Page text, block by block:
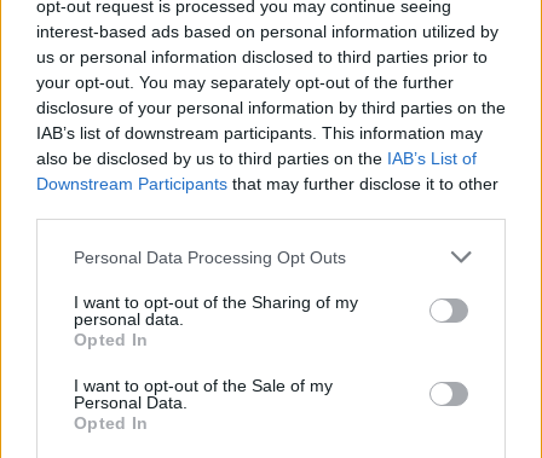
opt-out request is processed you may continue seeing
interest-based ads based on personal information utilized by
us or personal information disclosed to third parties prior to
your opt-out. You may separately opt-out of the further
disclosure of your personal information by third parties on the
IAB’s list of downstream participants. This information may
also be disclosed by us to third parties on the IAB’s List of
Downstream Participants that may further disclose it to other
Personal Data Processing Opt Outs
I want to opt-out of the Sharing of my
personal data.
Opted In
I want to opt-out of the Sale of my
Personal Data.
Opted In